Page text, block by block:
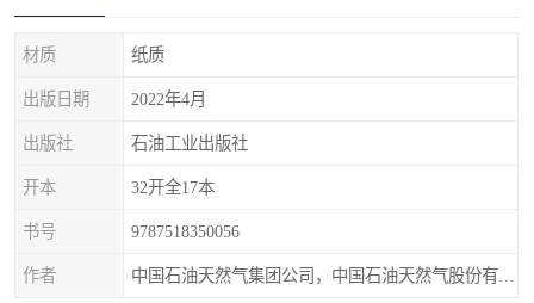
材质 纸质
出版日期 2022年4月
出版社 石油工业出版社
开本 32开全17本
书号 9787518350056
作者
疏浚工程预算定额
福建建设工程预算定额
辽宁省工程计价定额